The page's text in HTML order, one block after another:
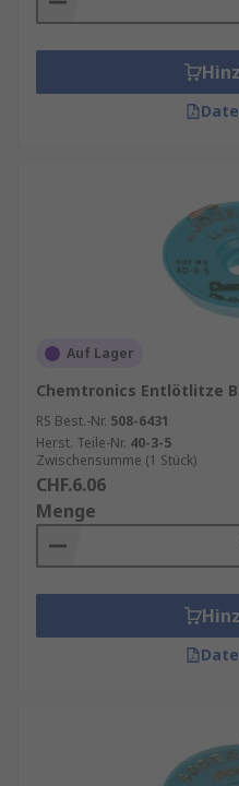
Auf Lager
Chemtronics Entlötlitze
RS Best.-Nr. 508-6431
Herst. Teile-Nr. 40-3-5
Zwischensumme (1 Stück)
CHF.6.06
Menge